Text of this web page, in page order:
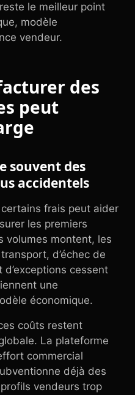
reste le meilleur point
modèle
vendeur.
des
peut
souvent des
accidentels
frais peut aider
les premiers
volumes montent, les
d’échec de
cessent
une
économique.
coûts restent
La plateforme
commercial
déjà des
vendeurs trop